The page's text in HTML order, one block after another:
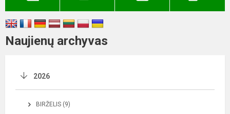
Naujienų archyvas
2026
BIRŽELIS (9)